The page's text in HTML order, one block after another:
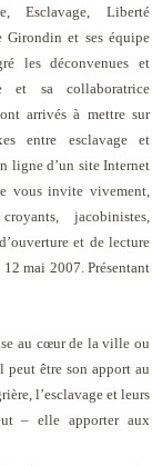
Esclavage, Liberté
Girondin et ses équipe
les déconvenues et
et sa collaboratrice
arrivés à mettre sur
entre esclavage et
ligne d’un site Internet
vous invite vivement,
jacobinistes,
et de lecture
mai 2007. Présentant
au cœur de la ville ou
peut être son apport au
l’esclavage et leurs
– elle apporter aux